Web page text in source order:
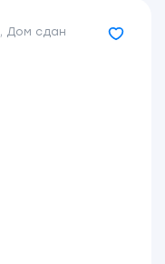
, Дом сдан